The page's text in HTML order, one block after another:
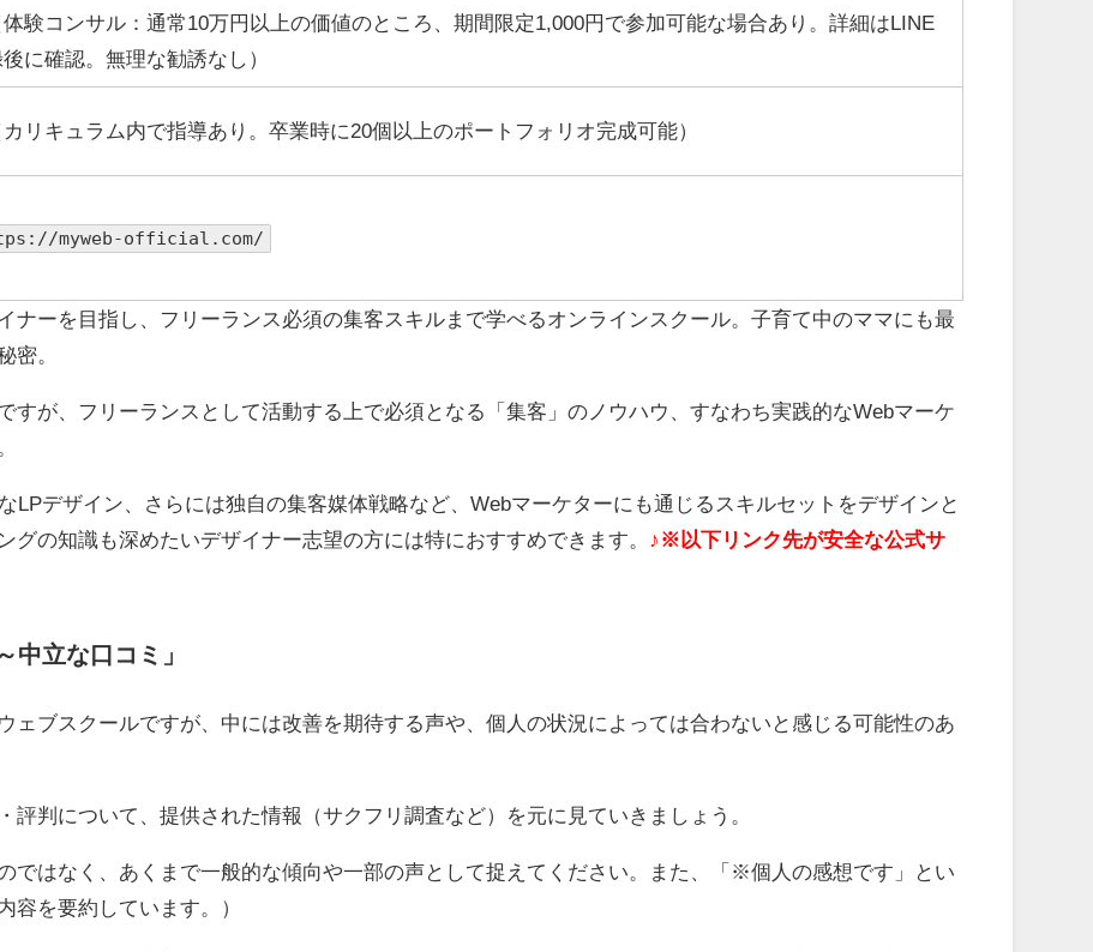
験コンサル：通常10万円以上の価値のところ、期間限定1,000円で参加可能な場合あり。詳細はLINE
に確認。無理な勧誘なし）
カリキュラム内で指導あり。卒業時に20個以上のポートフォリオ完成可能）
myweb-official.com/
ナーを目指し、フリーランス必須の集客スキルまで学べるオンラインスクール。子育て中のママにも最
密。
すが、フリーランスとして活動する上で必須となる「集客」のノウハウ、すなわち実践的なWebマーケ
LPデザイン、さらには独自の集客媒体戦略など、Webマーケターにも通じるスキルセットをデザインと
グの知識も深めたいデザイナー志望の方には特におすすめできます。
♪ ※以下リンク先が安全な公式サ
中立な口コミ」
ェブスクールですが、中には改善を期待する声や、個人の状況によっては合わないと感じる可能性のあ
評判について、提供された情報（サクフリ調査など）を元に見ていきましょう。
ではなく、あくまで一般的な傾向や一部の声として捉えてください。また、「※個人の感想です」とい
容を要約しています。）